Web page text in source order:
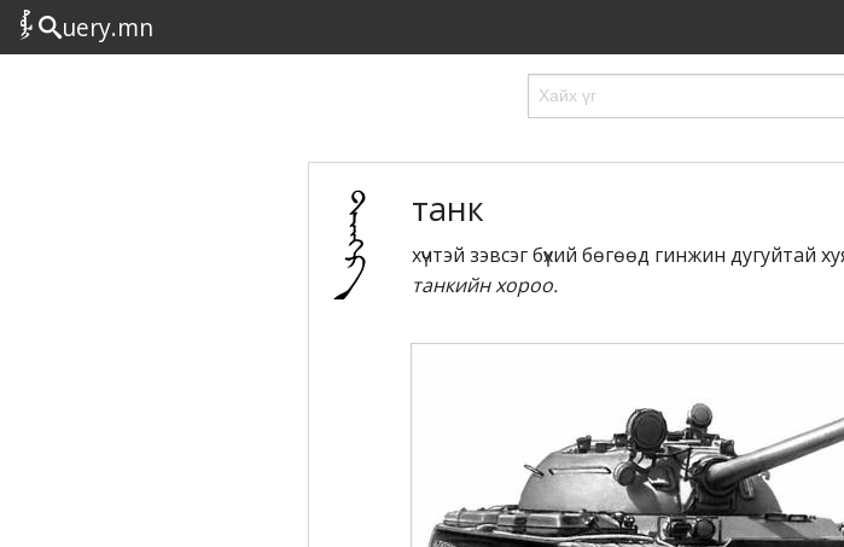
uery.mn
танк
хүчтэй зэвсэг бүхий бөгөөд гинжин дугуйтай
танкийн хороо.